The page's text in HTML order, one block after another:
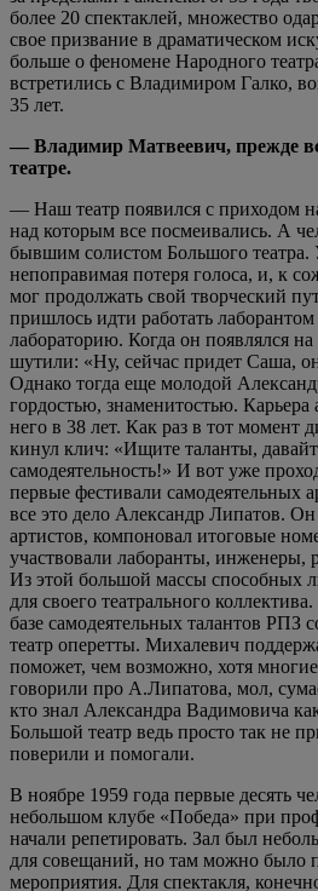
более 20 спектаклей, множество
свое призвание в драматическом
больше о феномене Народного
встретились с Владимиром Галко,
35 лет.
— Владимир Матвеевич, прежде
театре.
— Наш театр появился с приходом
над которым все посмеивались. А
бывшим солистом Большого театра.
непоправимая потеря голоса, и, к
мог продолжать свой творческий
пришлось идти работать
лабораторию. Когда он появлялся на
шутили: «Ну, сейчас придет Саша,
Однако тогда еще молодой
гордостью, знаменитостью. Карьера
него в 38 лет. Как раз в тот момент
кинул клич: «Ищите таланты,
самодеятельность!» И вот уже
первые фестивали самодеятельных
все это дело Александр Липатов.
артистов, компоновал итоговые
участвовали лаборанты,
Из этой большой массы способных
для своего театрального
базе самодеятельных талантов РПЗ
театр оперетты. Михалевич
поможет, чем возможно, хотя
говорили про А.Липатова, мол,
кто знал Александра Вадимовича
Большой театр ведь просто так не
поверили и помогали.
В ноябре 1959 года первые десять
небольшом клубе «Победа» при
начали репетировать. Зал был
для совещаний, но там можно было
мероприятия. Для спектакля,